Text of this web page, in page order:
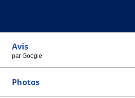
Avis
par Google
Photos